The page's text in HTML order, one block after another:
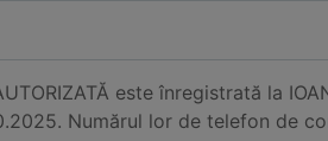
este înregistrată la
Numărul lor de telefon de